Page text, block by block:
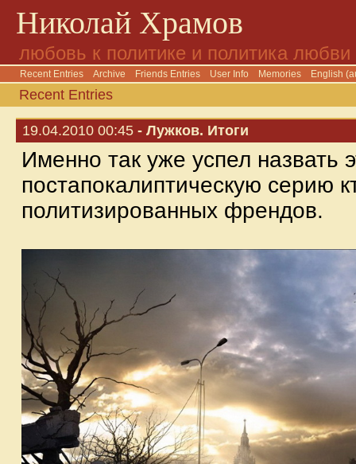
Николай Храмов
любовь к политике и политика любви
Recent Entries Archive Friends Entries User Info Memories English
Recent Entries
19.04.2010 00:45 - Лужков. Итоги
Именно так уже успел назвать
постапокалиптическую серию
политизированных френдов.